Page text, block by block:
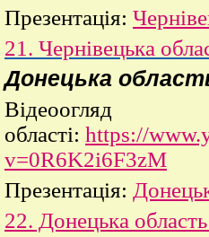
Презентація:
21. Чернівецька
Донецька
Відеоогляд
області: https://
v=0R6K2i6F3zM
Презентація:
22. Донецька